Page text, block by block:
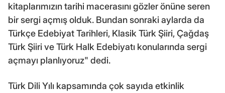
kitaplarımızın tarihi macerasını gözler önüne seren
bir sergi açmış olduk. Bundan sonraki aylarda da
Türkçe Edebiyat Tarihleri, Klasik Türk Şiiri, Çağdaş
Türk Şiiri ve Türk Halk Edebiyatı konularında sergi
açmayı planlıyoruz" dedi.
Türk Dili Yılı kapsamında çok sayıda etkinlik